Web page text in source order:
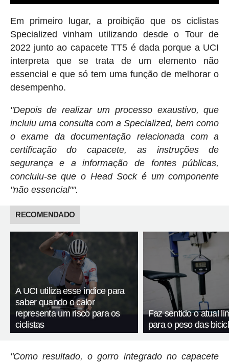
Em primeiro lugar, a proibição que os ciclistas
Specialized vinham utilizando desde o Tour de
2022 junto ao capacete TT5 é dada porque a UCI
interpreta que se trata de um elemento não
essencial e que só tem uma função de melhorar o
desempenho.
"Depois de realizar um processo exaustivo, que
incluiu uma consulta com a Specialized, bem como
o exame da documentação relacionada com a
certificação do capacete, as instruções de
segurança e a informação de fontes públicas,
concluiu-se que o Head Sock é um componente
"não essencial"".
RECOMENDADO
A UCI utiliza esse índice para
saber quando o calor
representa um risco para os
ciclistas
Faz sentido o atual
para o peso das
"Como resultado, o gorro integrado no capacete